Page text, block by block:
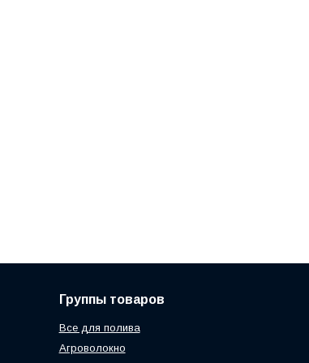
Группы товаров
Все для полива
Агроволокно